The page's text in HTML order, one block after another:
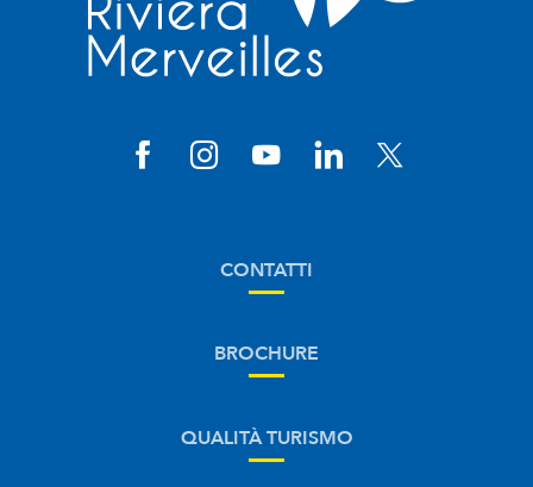
CONTATTI
BROCHURE
QUALITÀ TURISMO